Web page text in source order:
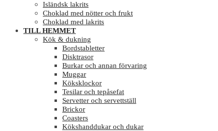
Isländsk lakrits
Choklad med nötter och frukt
Choklad med lakrits
TILL HEMMET
Kök & dukning
Bordstabletter
Disktrasor
Burkar och annan förvaring
Muggar
Köksklockor
Tesilar och tepåsefat
Servetter och servettställ
Brickor
Coasters
Kökshanddukar och dukar